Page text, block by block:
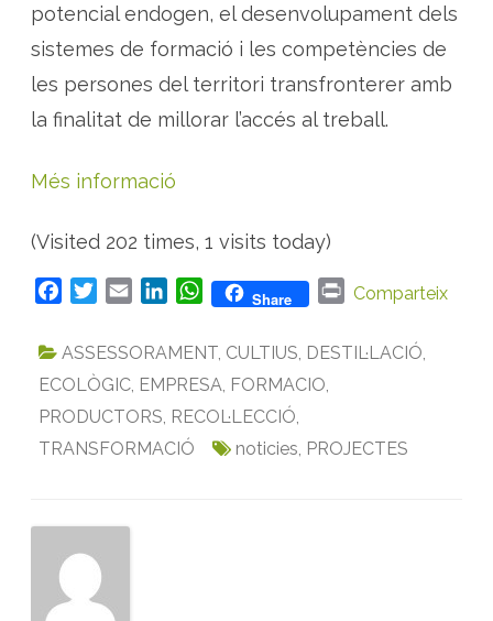
potencial endogen, el desenvolupament dels
sistemes de formació i les competències de
les persones del territori transfronterer amb
la finalitat de millorar l’accés al treball.
Més informació
(Visited 202 times, 1 visits today)
c
b
o
o
i
t
e
r
a
l
n
e
d
I
W
a
s
A
p
Share
P
i
Comparteix
ASSESSORAMENT, CULTIUS, DESTIL·LACIÓ,
ECOLÒGIC, EMPRESA, FORMACIO,
PRODUCTORS, RECOL·LECCIÓ,
TRANSFORMACIÓ
noticies, PROJECTES